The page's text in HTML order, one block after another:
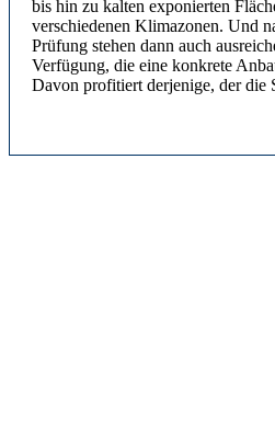
bis hin zu kalten exponierten
verschiedenen Klimazonen. Und
Prüfung stehen dann auch
Verfügung, die eine konkrete
Davon profitiert derjenige, der die